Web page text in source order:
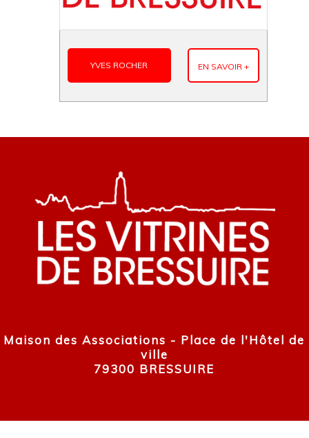
YVES ROCHER EN SAVOIR +
Maison des Associations - Place de l'Hôtel de
ville
79300 BRESSUIRE